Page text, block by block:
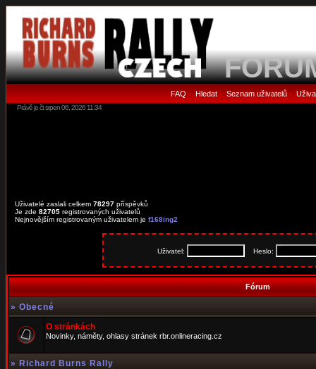
FAQ • Hledat• Seznam uživatelů•
Právě je čt srpen 06, 2026 11:34
Uživatelé zaslali celkem 78297 příspěvků
Je zde 82705 registrovaných uživatelů
Nejnovějším registrovaným uživatelem je f168ing2
Uživatel: Heslo:
Fórum
» Obecné
O stránkách
Novinky, náměty, ohlasy stránek rbr.onlineracing.cz
» Richard Burns Rally